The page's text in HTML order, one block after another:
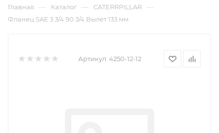
Главная — Каталог — CATERRPILLAR —
Фланец SAE 3 3/4 90 3/4 Вылет 133 мм
Артикул: 4250-12-12